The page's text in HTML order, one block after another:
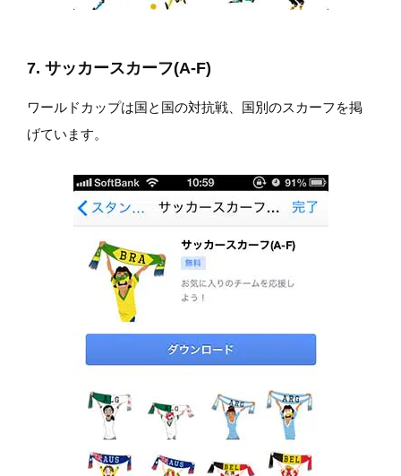
7. サッカースカーフ(A-F)
ワールドカップは国と国の対抗戦、国別のスカーフを掲
げています。